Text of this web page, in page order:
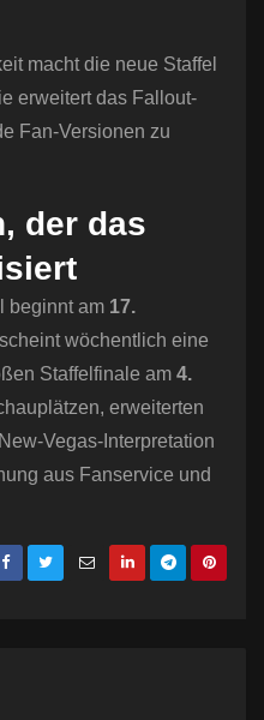
macht die neue Staffel
erweitert das Fallout-
Fan-Versionen zu
der das
beginnt am 17.
wöchentlich eine
Staffelfinale am 4.
erweiterten
Vegas-Interpretation
aus Fanservice und